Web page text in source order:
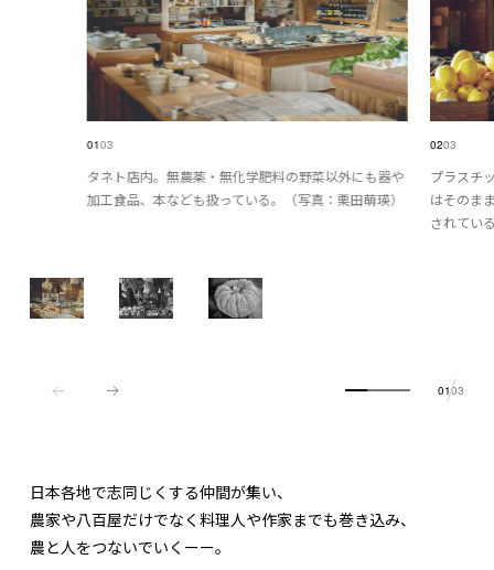
0103
タネト店内。無農薬・無化学肥料の野菜以外にも器や
加工食品、本なども扱っている。（写真：栗田萌瑛）
0203
プラスチ
はそのま
されてい
0103
日本各地で志同じくする仲間が集い、
農家や八百屋だけでなく料理人や作家までも巻き込み、
農と人をつないでいくーー。